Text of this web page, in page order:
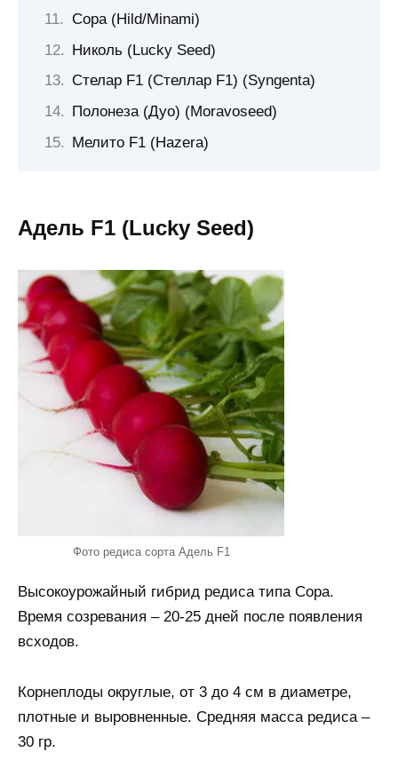
Сора (Hild/Minami)
Николь (Lucky Seed)
Стелар F1 (Стеллар F1) (Syngenta)
Полонеза (Дуо) (Moravoseed)
Мелито F1 (Hazera)
Адель F1 (Lucky Seed)
Фото редиса сорта Адель F1
Высокоурожайный гибрид редиса типа Сора.
Время созревания – 20-25 дней после появления
всходов.
Корнеплоды округлые, от 3 до 4 см в диаметре,
плотные и выровненные. Средняя масса редиса –
30 гр.